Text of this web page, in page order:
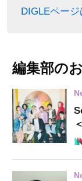
DIGLEペー
編集部の